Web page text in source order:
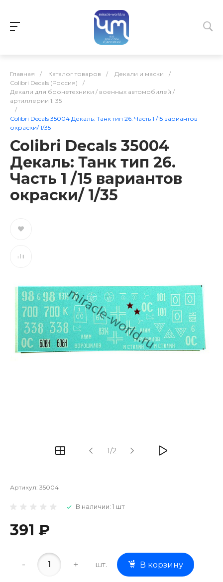
Главная / Каталог товаров / Декали и маски
/
Colibri Decals (Россия)
/
Декали для бронетехники / военных автомобилей /
артиллерии 1: 35
/
Colibri Decals 35004 Декаль: Танк тип 26. Часть 1 /15 вариантов
окраски/ 1/35
Colibri Decals 35004
Декаль: Танк тип 26.
Часть 1 /15 вариантов
окраски/ 1/35
1/2
Артикул: 35004
В наличии: 1 шт
391 ₽
- + шт. В корзину